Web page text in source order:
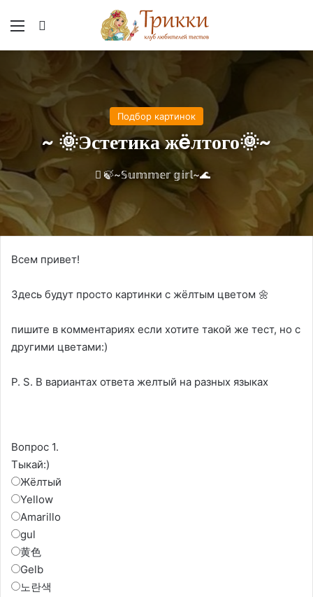
Меню
Подбор картинок
~ 🌞Эстетика жëлтого🌞~
🍃~𝕊𝕦𝕞𝕞𝕖𝕣 𝕘𝕚𝕣𝕝~🌊
Всем привет!
Здесь будут просто картинки с жёлтым цветом 🌼
пишите в комментариях если хотите такой же тест, но с
другими цветами:)
P. S. В вариантах ответа желтый на разных языках
Вопрос 1.
Тыкай:)
Жëлтый
Yellow
Amarillo
gul
黄色
Gelb
노란색